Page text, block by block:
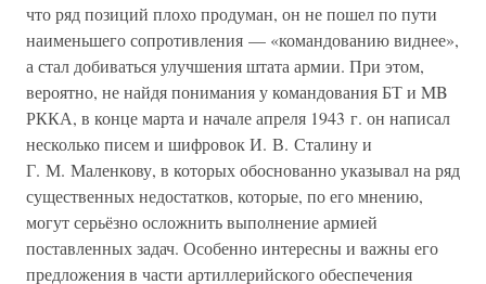
что ряд позиций плохо продуман, он не пошел по пути
наименьшего сопротивления — «командованию виднее»,
а стал добиваться улучшения штата армии. При этом,
вероятно, не найдя понимания у командования БТ и MB
РККА, в конце марта и начале апреля 1943 г. он написал
несколько писем и шифровок И. В. Сталину и
Г. М. Маленкову, в которых обоснованно указывал на ряд
существенных недостатков, которые, по его мнению,
могут серьёзно осложнить выполнение армией
поставленных задач. Особенно интересны и важны его
предложения в части артиллерийского обеспечения